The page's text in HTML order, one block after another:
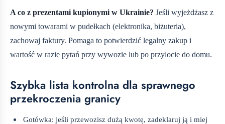
A co z prezentami kupionymi w Ukrainie? Jeśli wyjeżdżasz z
nowymi towarami w pudełkach (elektronika, biżuteria),
zachowaj faktury. Pomaga to potwierdzić legalny zakup i
wartość w razie pytań przy wywozie lub po przylocie do domu.
Szybka lista kontrolna dla sprawnego
przekroczenia granicy
Gotówka: jeśli przewozisz dużą kwotę, zadeklaruj ją i miej